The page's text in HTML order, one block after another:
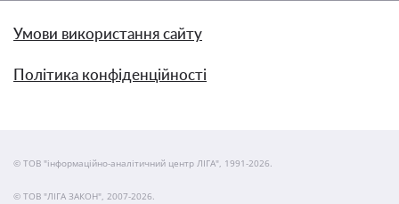
Умови використання сайту
Політика конфіденційності
© ТОВ "інформаційно-аналітичний центр ЛІГА", 1991-2026.
© ТОВ "ЛІГА ЗАКОН", 2007-2026.